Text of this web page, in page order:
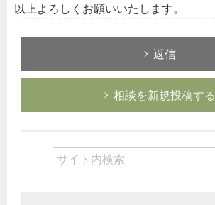
以上よろしくお願いいたします。
返信
相談を新規投稿する